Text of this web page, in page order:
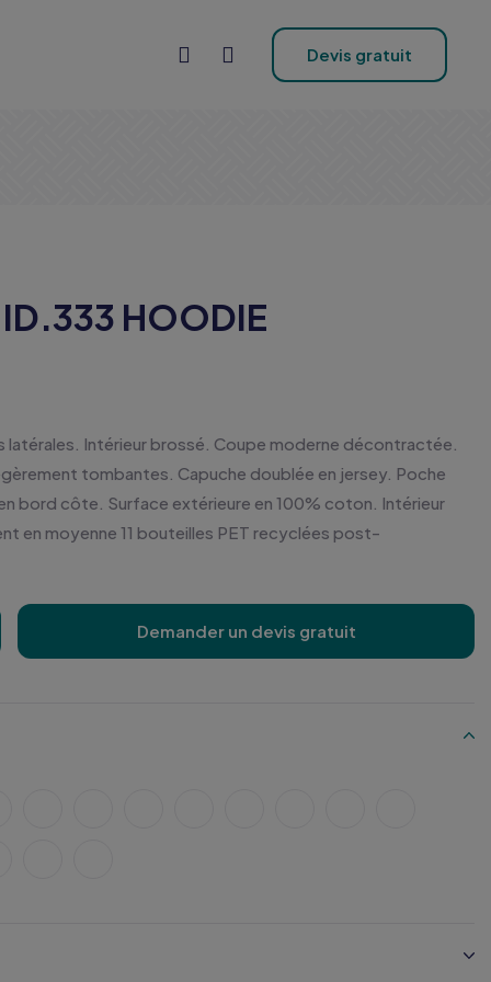
Devis gratuit
HOODIE
latérales. Intérieur brossé. Coupe moderne décontractée.
tombantes. Capuche doublée en jersey. Poche
bord côte. Surface extérieure en 100% coton. Intérieur
en moyenne 11 bouteilles PET recyclées post-
Demander un devis gratuit